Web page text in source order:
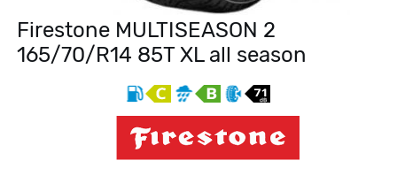
Firestone MULTISEASON 2
165/70/R14 85T XL all season